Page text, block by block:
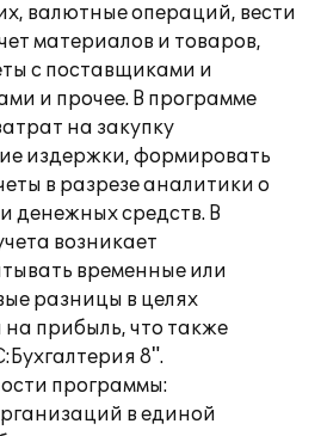
валютные операций, вести
материалов и товаров,
с поставщиками и
и прочее. В программе
на закупку
издержки, формировать
в разрезе аналитики о
денежных средств. В
возникает
временные или
разницы в целях
прибыль, что также
8".
программы:
в единой